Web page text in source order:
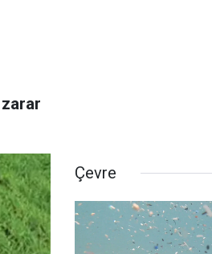
Çevre